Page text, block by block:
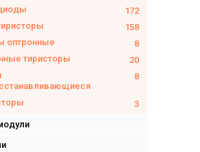
172
158
оптронные
8
тиристоры
20
8
3